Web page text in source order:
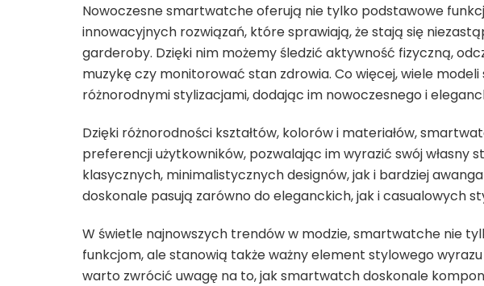
Nowoczesne smartwatche oferują nie tylko podstawowe
innowacyjnych rozwiązań, które sprawiają, że stają się
garderoby. Dzięki nim możemy śledzić aktywność fizyczną,
muzykę czy monitorować stan zdrowia. Co więcej, wiele
różnorodnymi stylizacjami, dodając im nowoczesnego i
Dzięki różnorodności kształtów, kolorów i materiałów,
preferencji użytkowników, pozwalając im wyrazić swój własny
klasycznych, minimalistycznych designów, jak i bardziej
doskonale pasują zarówno do eleganckich, jak i casualowych
W świetle najnowszych trendów w modzie, smartwatche nie
funkcjom, ale stanowią także ważny element stylowego
warto zwrócić uwagę na to, jak smartwatch doskonale